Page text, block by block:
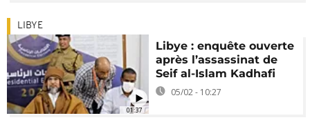
01:37
LIBYE
Libye : enquête ouverte
après l’assassinat de
Seif al-Islam Kadhafi
05/02 - 10:27